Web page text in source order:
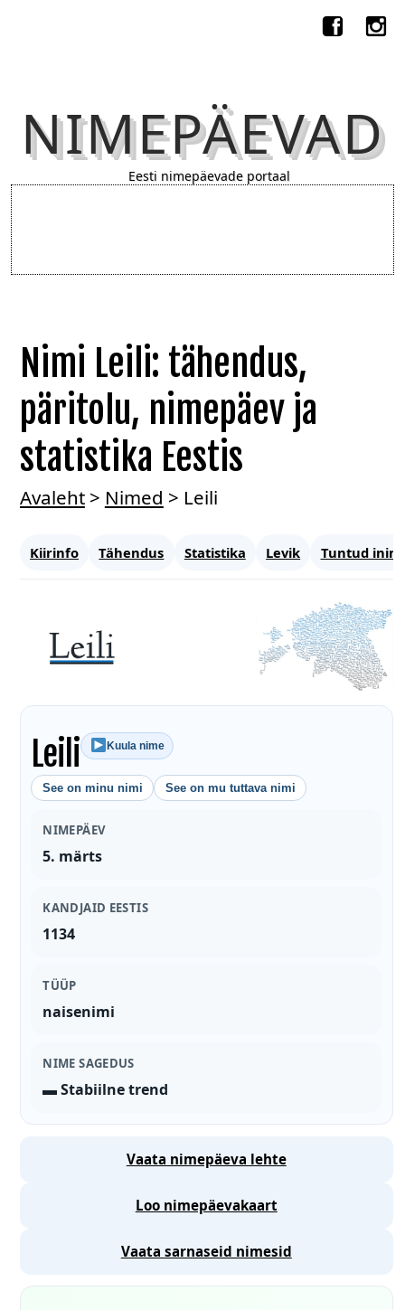
NIMEPÄEVAD
Eesti nimepäevade portaal
Nimi Leili: tähendus,
päritolu, nimepäev ja
statistika Eestis
Avaleht> Nimed > Leili
Kiirinfo Tähendus Statistika Levik Tuntud
Leili Kuula nime
See on minu nimi See on mu tuttava nimi
NIMEPÄEV
5. märts
KANDJAID EESTIS
1134
TÜÜP
naisenimi
NIME SAGEDUS
▬ Stabiilne trend
Vaata nimepäeva lehte
Loo nimepäevakaart
Vaata sarnaseid nimesid